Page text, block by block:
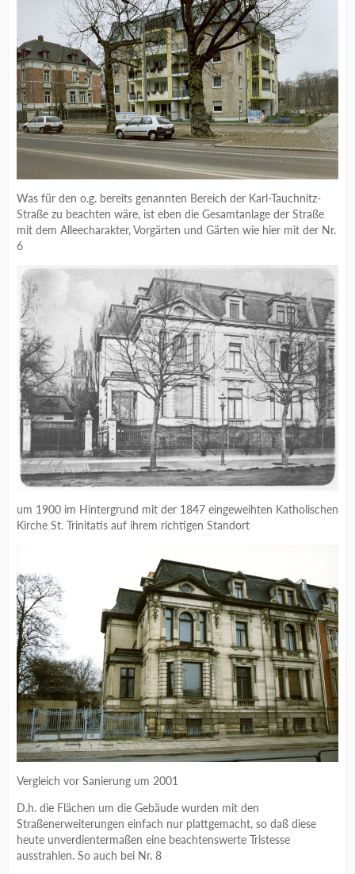
Was für den o.g. bereits genannten Bereich der Karl-Tauchnitz-
Straße zu beachten wäre, ist eben die Gesamtanlage der Straße
mit dem Alleecharakter, Vorgärten und Gärten wie hier mit der Nr.
6
um 1900 im Hintergrund mit der 1847 eingeweihten Katholischen
Kirche St. Trinitatis auf ihrem richtigen Standort
Vergleich vor Sanierung um 2001
D.h. die Flächen um die Gebäude wurden mit den
Straßenerweiterungen einfach nur plattgemacht, so daß diese
heute unverdientermaßen eine beachtenswerte Tristesse
ausstrahlen. So auch bei Nr. 8